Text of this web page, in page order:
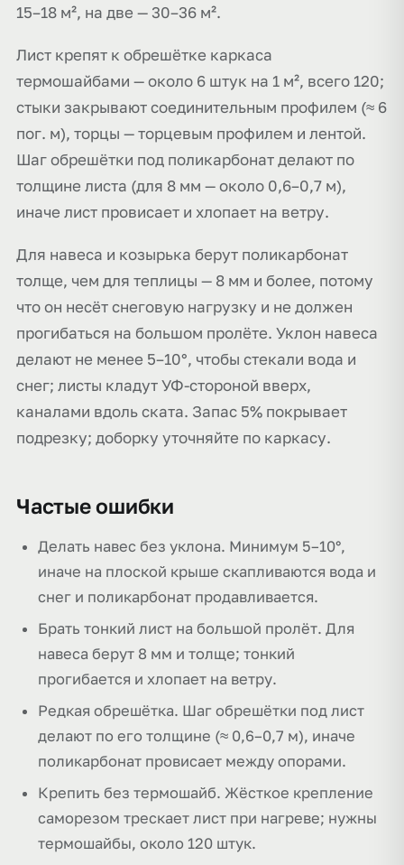
15–18 м², на две — 30–36 м².
Лист крепят к обрешётке каркаса
термошайбами — около 6 штук на 1 м², всего 120;
стыки закрывают соединительным профилем (≈ 6
пог. м), торцы — торцевым профилем и лентой.
Шаг обрешётки под поликарбонат делают по
толщине листа (для 8 мм — около 0,6–0,7 м),
иначе лист провисает и хлопает на ветру.
Для навеса и козырька берут поликарбонат
толще, чем для теплицы — 8 мм и более, потому
что он несёт снеговую нагрузку и не должен
прогибаться на большом пролёте. Уклон навеса
делают не менее 5–10°, чтобы стекали вода и
снег; листы кладут УФ-стороной вверх,
каналами вдоль ската. Запас 5% покрывает
подрезку; доборку уточняйте по каркасу.
Частые ошибки
Делать навес без уклона. Минимум 5–10°,
иначе на плоской крыше скапливаются вода и
снег и поликарбонат продавливается.
Брать тонкий лист на большой пролёт. Для
навеса берут 8 мм и толще; тонкий
прогибается и хлопает на ветру.
Редкая обрешётка. Шаг обрешётки под лист
делают по его толщине (≈ 0,6–0,7 м), иначе
поликарбонат провисает между опорами.
Крепить без термошайб. Жёсткое крепление
саморезом трескает лист при нагреве; нужны
термошайбы, около 120 штук.